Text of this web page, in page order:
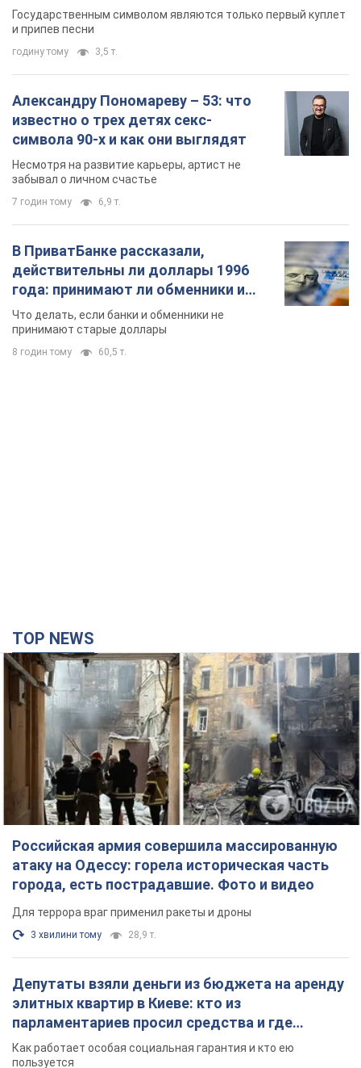
В ПриватБанке рассказали,
действительны ли доллары 1996
года: принимают ли обменники и
банки такие купюры
Что делать, если банки и обменники не
принимают старые доллары
8 годин тому 60,5 т.
Российская армия совершила массированную
атаку на Одессу: горела историческая часть
города, есть пострадавшие. Фото и видео
Для террора враг применил ракеты и дроны
3 хвилини тому 28,9 т.
Депутаты взяли деньги из бюджета на аренду
элитных квартир в Киеве: кто из
парламентариев просил средства и где
Как работает особая социальная гарантия и кто ею
пользуется
4 години тому 49,1 т.
многоэтажных дома в Харькове: двое
погибших, более 20 пострадавших
Враг умышленно бьет по жилым домам
27 хвилин тому 2,8 т.